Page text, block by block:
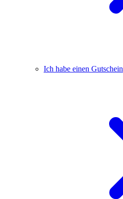
Ich habe einen Gutschein